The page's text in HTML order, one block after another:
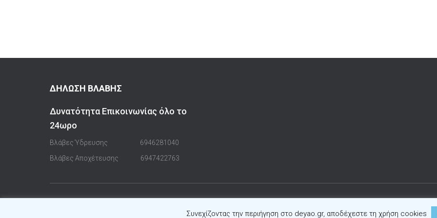
ΔΗΛΩΣΗ ΒΛΑΒΗΣ
Δυνατότητα Επικοινωνίας όλο το
24ωρο
Βλάβες Ύδρευσης
6946281040
Βλάβες Αποχέτευσης
6947422763
Συνεχίζοντας την περιήγηση στο deyao.gr, αποδέχεστε τη χρήση cookies